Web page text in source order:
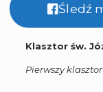
Śledź
Klasztor św.
Pierwszy